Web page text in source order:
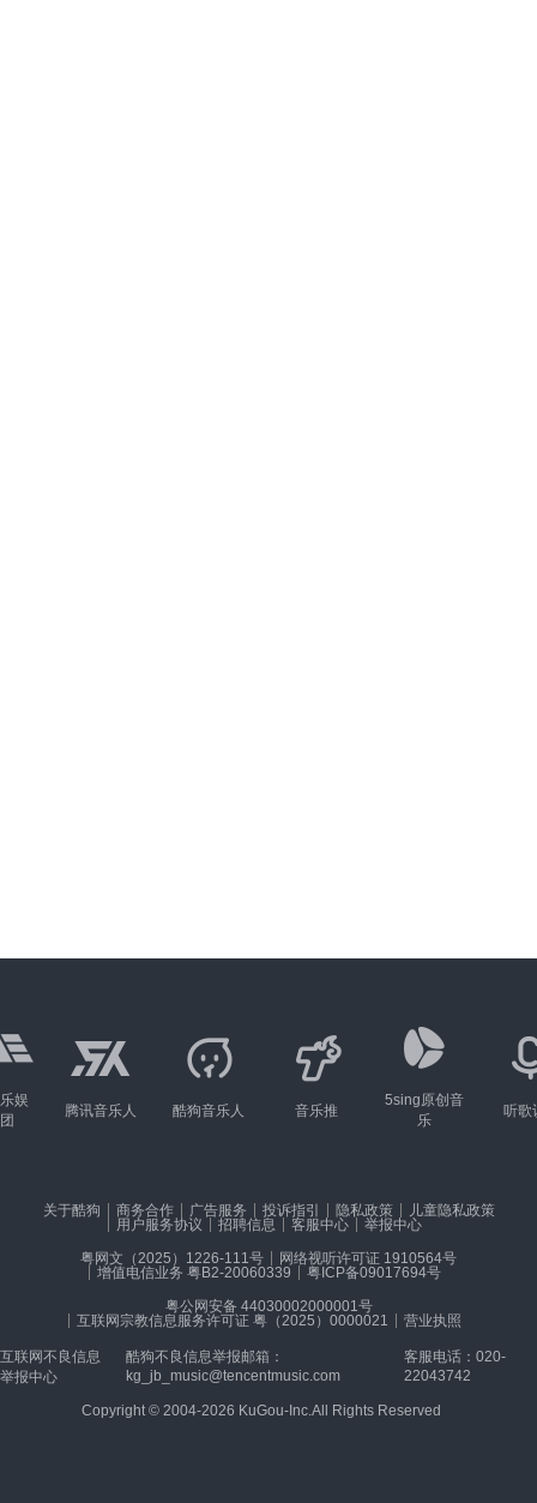
娱
腾讯音乐人 酷狗音乐人 音乐推
5sing原创音
乐
听歌
关于酷狗 商务合作 广告服务 投诉指引 隐私政策
儿童隐私政策
用户服务协议
招聘信息 客服中心
举报中心
粤网文（2025）1226-111号
网络视听许可证 1910564号
增值电信业务 粤B2-20060339
粤ICP备09017694号
粤公网安备 44030002000001号
互联网宗教信息服务许可证 粤（2025）0000021
营业执照
互联网不良信息
举报中心
酷狗不良信息举报邮箱：
kg_jb_music@tencentmusic.com
客服电话：020-
22043742
Copyright © 2004-2026 KuGou-Inc.All Rights Reserved